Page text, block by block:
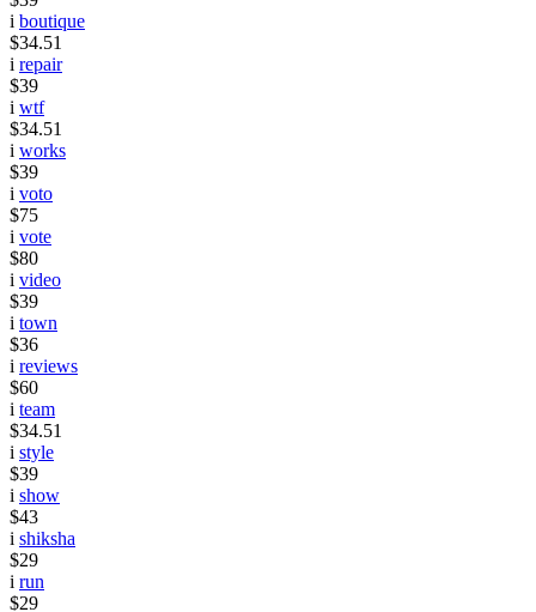
i boutique
$34.51
i repair
$39
i wtf
$34.51
i works
$39
i voto
$75
i vote
$80
i video
$39
i town
$36
i reviews
$60
i team
$34.51
i style
$39
i show
$43
i shiksha
$29
i run
$29